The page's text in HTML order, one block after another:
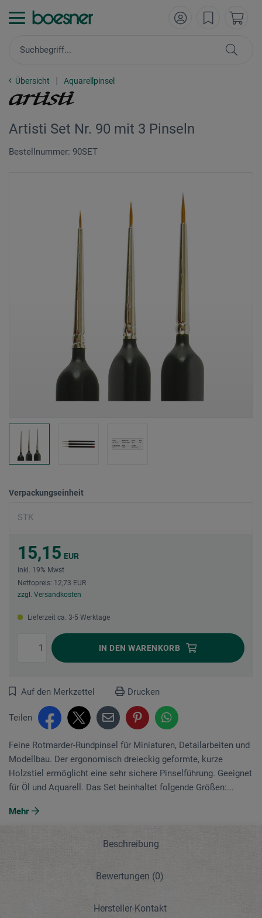
Übersicht Aquarellpinsel
Artisti Set Nr. 90 mit 3 Pinseln
Bestellnummer: 90SET
Verpackungseinheit
15,15 EUR
inkl. 19% Mwst
Nettopreis: 12,73 EUR
zzgl. Versandkosten
Lieferzeit ca. 3-5 Werktage
IN DEN WARENKORB
Auf den Merkzettel Drucken
Teilen
Feine Rotmarder-Rundpinsel für Miniaturen, Detail­arbeiten und
Modellbau. Der ergonomisch dreieckig geformte, kurze
Holzstiel ermöglicht eine sehr sichere Pinselführung. Geeignet
für Öl und Aquarell. Das Set beinhaltet folgende Größen:...
Mehr
Beschreibung
Bewertungen (0)
Hersteller-Kontakt